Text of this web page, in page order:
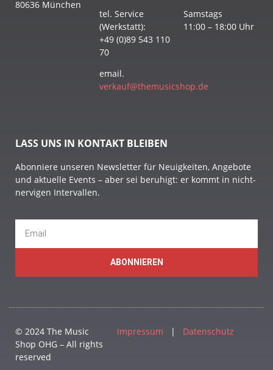
80636 München
tel. Service
(Werkstatt):
+49 (0)89 543 110
70
email.
verkauf@themusicshop.de
Samstags
11:00 – 18:00 Uhr
LASS UNS IN KONTAKT BLEIBEN
Abonniere unseren Newsletter für Neuigkeiten, Angebote
und aktuelle Events – aber sei beruhigt: er kommt in nicht-
nervigen Intervallen.
ABONNIEREN
© 2024 The Music
Shop OHG – All rights
reserved
Impressum | Datenschutz